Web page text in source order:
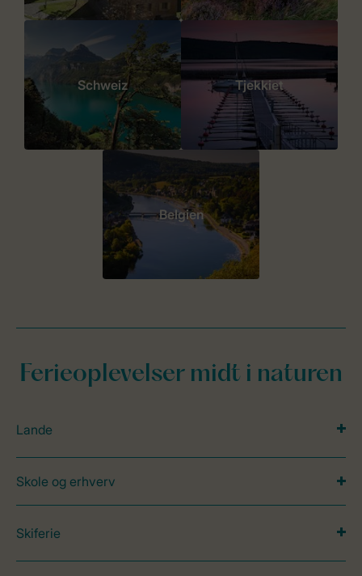
Schweiz Tjekkiet
Belgien
Ferieoplevelser midt i naturen
Lande
Skole og erhverv
Skiferie